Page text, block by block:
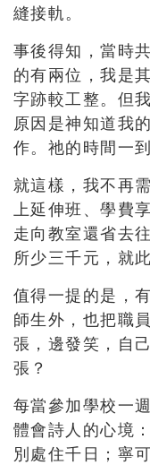
縫接軌。
事後得知，當時
的有兩位，我是
字跡較工整。但
原因是神知道我
作。祂的時間一
就這樣，我不再
上延伸班、學費
走向教室還省去
所少三千元，就
值得一提的是，
師生外，也把職
張，邊發笑，自
張？
每當參加學校一
體會詩人的心境
別處住千日；寧